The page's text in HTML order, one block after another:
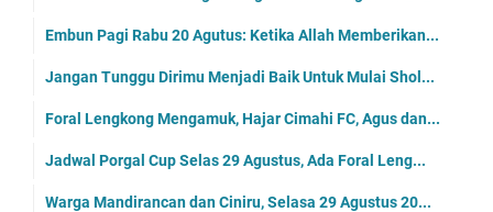
Embun Pagi Rabu 20 Agutus: Ketika Allah Memberikan...
Jangan Tunggu Dirimu Menjadi Baik Untuk Mulai Shol...
Foral Lengkong Mengamuk, Hajar Cimahi FC, Agus dan...
Jadwal Porgal Cup Selas 29 Agustus, Ada Foral Leng...
Warga Mandirancan dan Ciniru, Selasa 29 Agustus 20...